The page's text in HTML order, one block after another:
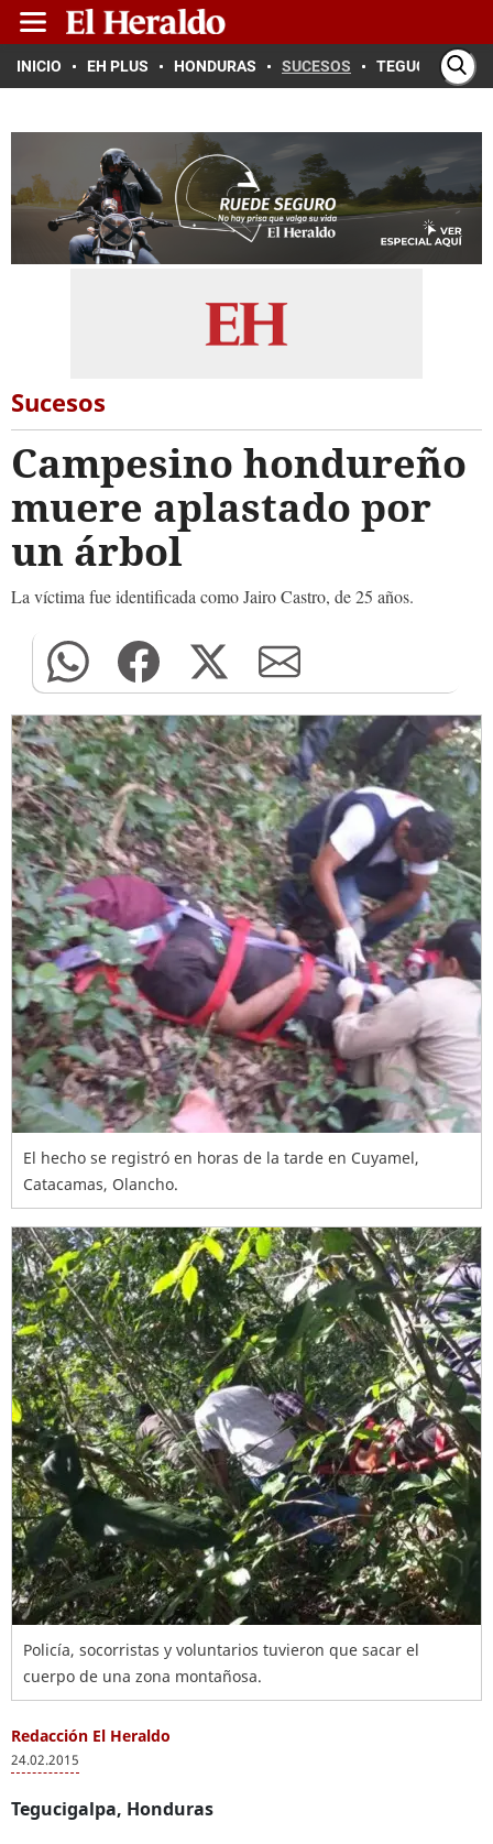
INICIO EH PLUS HONDURAS SUCESOS TEGUCIGALPA
Sucesos
Campesino hondureño
muere aplastado por
un árbol
La víctima fue identificada como Jairo Castro, de 25 años.
El hecho se registró en horas de la tarde en Cuyamel,
Catacamas, Olancho.
Policía, socorristas y voluntarios tuvieron que sacar el
cuerpo de una zona montañosa.
Redacción El Heraldo
24.02.2015
Tegucigalpa, Honduras